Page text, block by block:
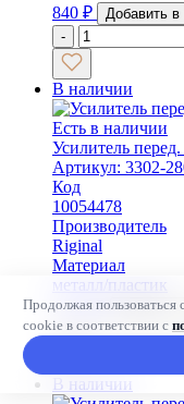
840 ₽
Добавить в
-
В наличии
Есть в наличии
Усилитель
Артикул: 3302-
Код
10054478
Производитель
Riginal
Материал
металл/пластик
1 450₽
Добавить
-
В наличии
Продолжая пользоваться
cookie в соответствии с